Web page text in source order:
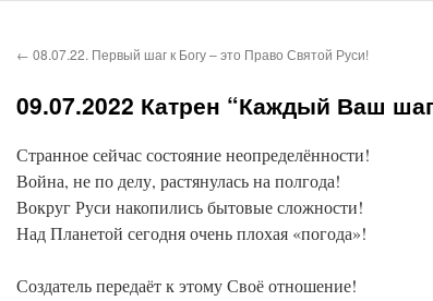
← 08.07.22. Первый шаг к Богу – это Право Святой Руси!
09.07.2022 Катрен “Каждый Ваш
Странное сейчас состояние неопределённости!
Война, не по делу, растянулась на полгода!
Вокруг Руси накопились бытовые сложности!
Над Планетой сегодня очень плохая «погода»!
Создатель передаёт к этому Своё отношение!